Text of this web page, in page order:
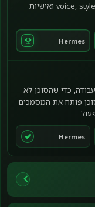
לא חסר: SOUL.md הוא המקום שבו שומרים voice, style ואישיות
Hermes
כדי שהסוכן לא
פותח את המסמכים
Hermes